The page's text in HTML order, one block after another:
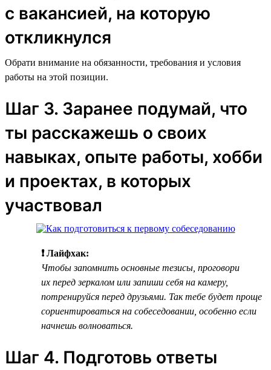
с вакансией, на которую
откликнулся
Обрати внимание на обязанности, требования и условия
работы на этой позиции.
Шаг 3. Заранее подумай, что
ты расскажешь о своих
навыках, опыте работы, хобби
и проектах, в которых
участвовал
❗ Лайфхак:
Чтобы запомнить основные тезисы, проговори
их перед зеркалом или запиши себя на камеру,
потренируйся перед друзьями. Так тебе будет проще
сориентироваться на собеседовании, особенно если
начнешь волноваться.
Шаг 4. Подготовь ответы